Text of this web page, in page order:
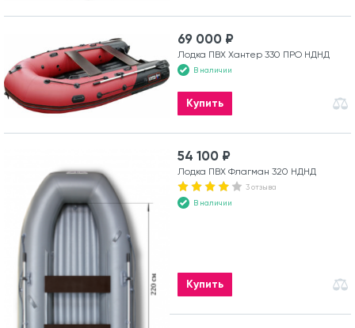
69 000 ₽
Лодка ПВХ Хантер 330 ПРО НДНД
В наличии
Купить
54 100 ₽
Лодка ПВХ Флагман 320 НДНД
3 отзыва
В наличии
Купить